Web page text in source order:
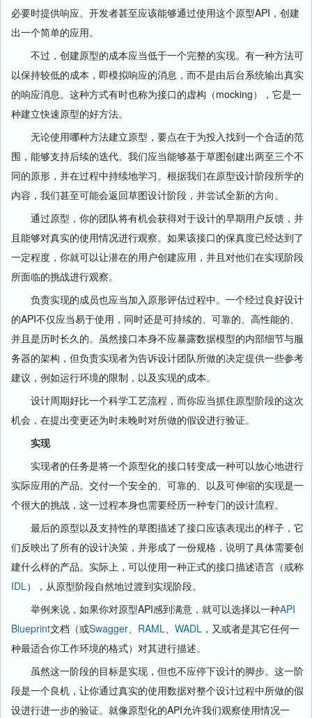
必要时提供响应。开发者甚至应该能够通过使用这个原型API，创建
出一个简单的应用。
不过，创建原型的成本应当低于一个完整的实现。有一种方法可
以保持较低的成本，即模拟响应的消息，而不是由后台系统输出真实
的响应消息。这种方式有时也称为接口的虚构（mocking），它是一
种建立快速原型的好方法。
无论使用哪种方法建立原型，要点在于为投入找到一个合适的范
围，能够支持后续的迭代。我们应当能够基于草图创建出两至三个不
同的原形，并在过程中持续地学习。根据我们在原型设计阶段所学的
内容，我们甚至可能会返回草图设计阶段，并尝试全新的方向。
通过原型，你的团队将有机会获得对于设计的早期用户反馈，并
且能够对真实的使用情况进行观察。如果该接口的保真度已经达到了
一定程度，你就可以让潜在的用户创建应用，并且对他们在实现阶段
所面临的挑战进行观察。
负责实现的成员也应当加入原形评估过程中。一个经过良好设计
的API不仅应当易于使用，同时还是可持续的、可靠的、高性能的、
并且是历时长久的。虽然接口本身不应暴露数据模型的内部细节与服
务器的架构，但负责实现者为告诉设计团队所做的决定提供一些参考
建议，例如运行环境的限制，以及实现的成本。
设计周期好比一个科学工艺流程，而你应当抓住原型阶段的这次
机会，在提出变更还为时未晚时对所做的假设进行验证。
实现
实现者的任务是将一个原型化的接口转变成一种可以放心地进行
实际应用的产品。交付一个安全的、可靠的、以及可伸缩的实现是一
个很大的挑战，这一过程本身也需要经历一种专门的设计流程。
最后的原型以及支持性的草图描述了接口应该表现出的样子，它
们反映出了所有的设计决策，并形成了一份规格，说明了具体需要创
建什么样的产品。实际上，可以使用一种正式的接口描述语言（或称
IDL），从原型阶段自然地过渡到实现阶段。
举例来说，如果你对原型API感到满意，就可以选择以一种API
Blueprint文档（或Swagger、 RAML、 WADL ，又或者是其它任何一
种最适合你工作环境的格式）对其进行描述。
虽然这一阶段的目标是实现，但也不应停下设计的脚步。这一阶
段是一个良机，让你通过真实的使用数据对整个设计过程中所做的假
设进行进一步的验证。就像原型化的API允许我们观察使用情况一